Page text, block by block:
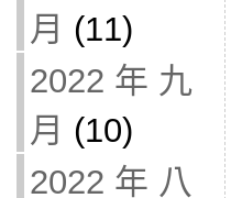
月 (11)
2022 年 九
月 (10)
2022 年 八